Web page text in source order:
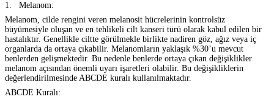
1. Melanom:
Melanom, cilde rengini veren melanosit hücrelerinin kontrolsüz
büyümesiyle oluşan ve en tehlikeli cilt kanseri türü olarak kabul edilen bir
hastalıktır. Genellikle ciltte görülmekle birlikte nadiren göz, ağız veya iç
organlarda da ortaya çıkabilir. Melanomların yaklaşık %30’u mevcut
benlerden gelişmektedir. Bu nedenle benlerde ortaya çıkan değişiklikler
melanom açısından önemli uyarı işaretleri olabilir. Bu değişikliklerin
değerlendirilmesinde ABCDE kuralı kullanılmaktadır.
ABCDE Kuralı: